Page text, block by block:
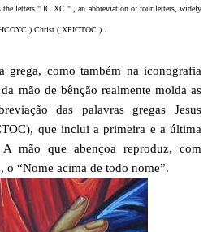
the letters " IC XC " , an abbreviation of four letters, widely
) Christ ( XPICTOC ) .
grega, como também na iconografia
mão de bênção realmente molda as
das palavras gregas Jesus
que inclui a primeira e a última
mão que abençoa reproduz, com
o “Nome acima de todo nome”.